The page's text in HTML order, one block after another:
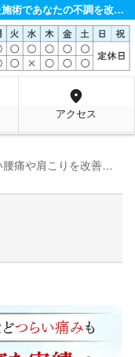
四條畷市で地域貢献No.1！十分に時間をかけた施術であなたの不調を改善する整骨院です。
location_on
アクセス